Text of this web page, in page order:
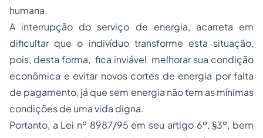
humana.
A interrupção do serviço de energia, acarreta em
dificultar que o indivíduo transforme esta situação,
pois, desta forma, fica inviável melhorar sua condição
econômica e evitar novos cortes de energia por falta
de pagamento, já que sem energia não tem as mínimas
condições de uma vida digna.
Portanto, a Lei nº 8987/95 em seu artigo 6º, §3º, bem